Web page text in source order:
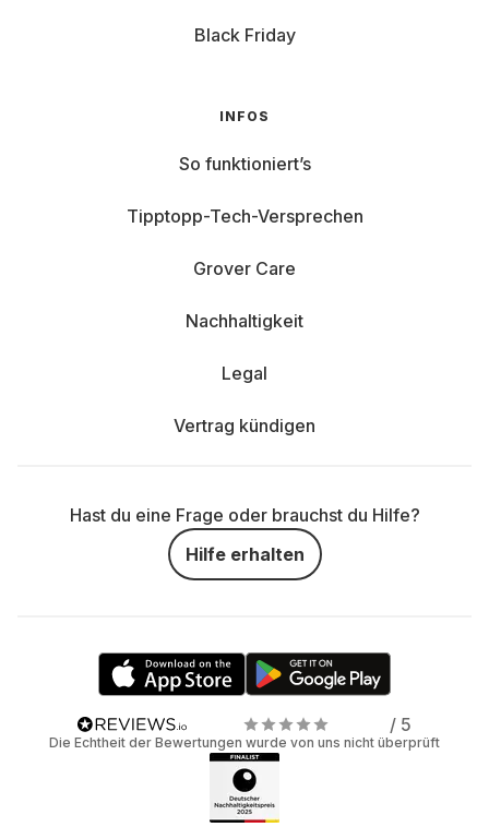
Black Friday
INFOS
So funktioniert’s
Tipptopp-Tech-Versprechen
Grover Care
Nachhaltigkeit
Legal
Vertrag kündigen
Hast du eine Frage oder brauchst du Hilfe?
Hilfe erhalten
/ 5
Die Echtheit der Bewertungen wurde von uns nicht überprüft